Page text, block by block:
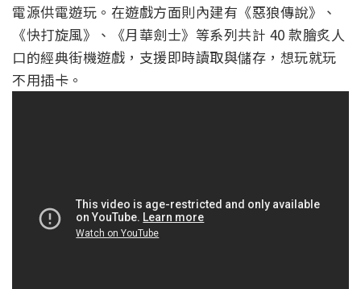
電源供電遊玩。在遊戲方面則內建有《惡狼傳說》、
《快打旋風》、《月華劍士》等系列共計 40 款膾炙人
口的經典街機遊戲，支援即時讀取與儲存，想玩就玩
不用插卡。